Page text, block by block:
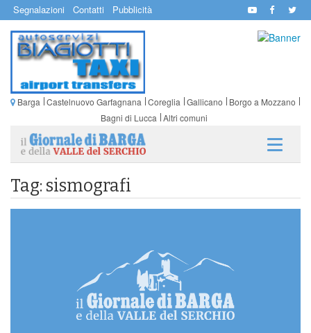
Segnalazioni Contatti Pubblicità
Barga Castelnuovo Garfagnana Coreglia Gallicano
Borgo a Mozzano
Bagni di Lucca Altri comuni
Tag: sismografi